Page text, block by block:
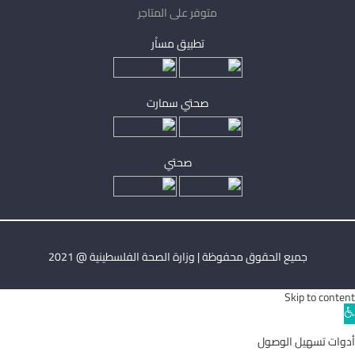
متوفر على المتاجر
تطبيق مساْر
صحتي سمارت
صحتي
جميع الحقوق محفوظة | وزارة الصحة الفلسطينية @ 2021
Skip to content
Open
toolbar
أدوات تسهيل الوصول